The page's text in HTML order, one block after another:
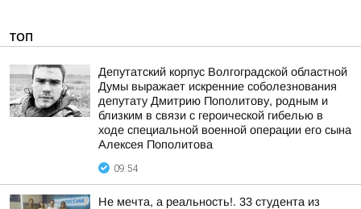
ТОП
Депутатский корпус Волгоградской областной
Думы выражает искренние соболезнования
депутату Дмитрию Пополитову, родным и
близким в связи с героической гибелью в
ходе специальной военной операции его сына
Алексея Пополитова
09:54
Не мечта, а реальность!. 33 студента из